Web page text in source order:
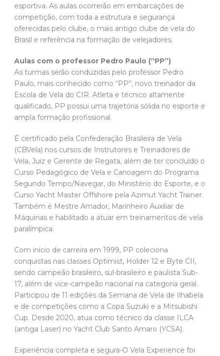
esportiva. As aulas ocorrerão em embarcações de
competição, com toda a estrutura e segurança
oferecidas pelo clube, o mais antigo clube de vela do
Brasil e referência na formação de velejadores.
Aulas com o professor Pedro Paulo (“PP”)
As turmas serão conduzidas pelo professor Pedro
Paulo, mais conhecido como “PP”, novo treinador da
Escola de Vela do CIR. Atleta e técnico altamente
qualificado, PP possui uma trajetória sólida no esporte e
ampla formação profissional.
É certificado pela Confederação Brasileira de Vela
(CBVela) nos cursos de Instrutores e Treinadores de
Vela, Juiz e Gerente de Regata, além de ter concluído o
Curso Pedagógico de Vela e Canoagem do Programa
Segundo Tempo/Navegar, do Ministério do Esporte, e o
Curso Yacht Master Offshore pela Azimut Yacht Trainer.
Também é Mestre Amador, Marinheiro Auxiliar de
Máquinas e habilitado a atuar em treinamentos de vela
paralímpica.
Com início de carreira em 1999, PP coleciona
conquistas nas classes Optimist, Holder 12 e Byte CII,
sendo campeão brasileiro, sul-brasileiro e paulista Sub-
17, além de vice-campeão nacional na categoria geral.
Participou de 11 edições da Semana de Vela de Ilhabela
e de competições como a Copa Suzuki e a Mitsubishi
Cup. Desde 2020, atua como técnico da classe ILCA
(antiga Laser) no Yacht Club Santo Amaro (YCSA).
Experiência completa e segura-O Vela Experience foi